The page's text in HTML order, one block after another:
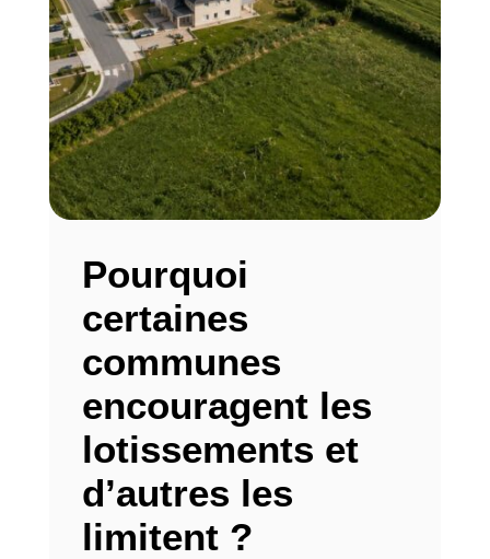
Pourquoi
certaines
communes
encouragent les
lotissements et
d’autres les
limitent ?